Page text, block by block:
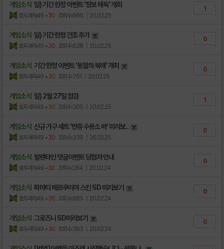
게임소식 일) 기간 한정 이벤트 '정보 해독' 개최
호두과자49 +30 조회수:866 | 20.02.25
1
게임소식 일) 기간 한정 건조 추가
호두과자49 +30 조회수:638 | 20.02.25
0
게임소식 기간 한정 이벤트 '동절의 북해' 개최
호두과자49 +30 조회수:791 | 20.02.25
0
게임소식 일) 2월 27일 점검
호두과자49 +30 조회수:305 | 20.02.25
1
게임소식 신규 가구 세트 '만쥬 수용소 바' 미리보..
호두과자49 +30 조회수:339 | 20.02.25
0
게임소식 발렌타인 댓글이벤트 당첨자 안내
호두과자49 +30 조회수:284 | 20.02.24
0
게임소식 파먀티 메르쿠리야 스킨 SD 미리보기
호두과자49 +30 조회수:985 | 20.02.24
0
게임소식 그로즈니 SD미리보기
호두과자49 +30 조회수:383 | 20.02.24
0